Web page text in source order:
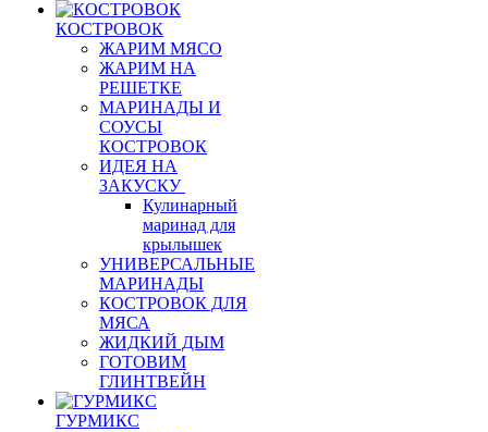
КОСТРОВОК
ЖАРИМ МЯСО
ЖАРИМ НА
РЕШЕТКЕ
МАРИНАДЫ И
СОУСЫ
КОСТРОВОК
ИДЕЯ НА
ЗАКУСКУ
Кулинарный
маринад для
крылышек
УНИВЕРСАЛЬНЫЕ
МАРИНАДЫ
КОСТРОВОК ДЛЯ
МЯСА
ЖИДКИЙ ДЫМ
ГОТОВИМ
ГЛИНТВЕЙН
ГУРМИКС